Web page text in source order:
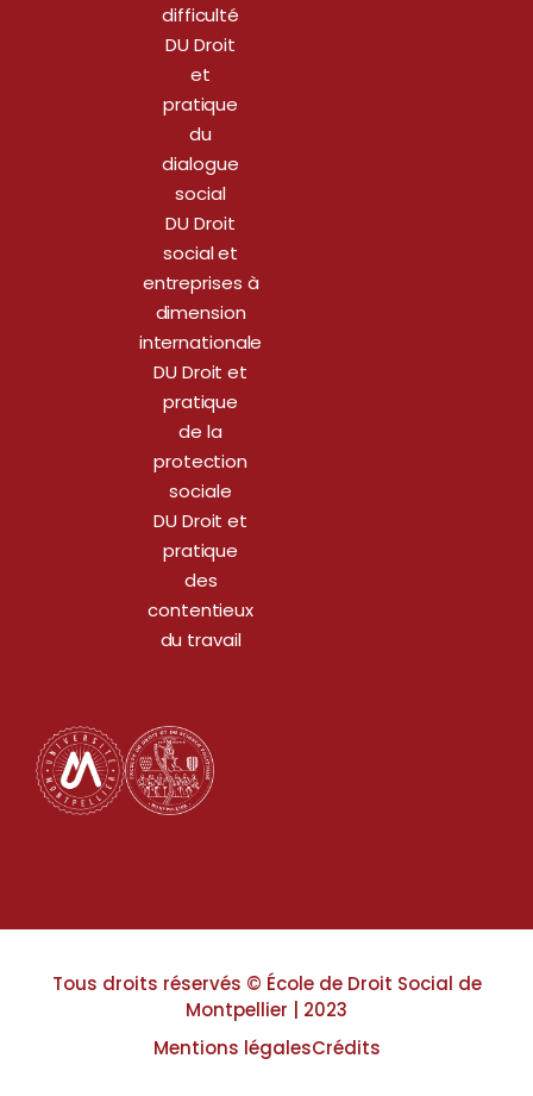
difficulté
DU Droit
et
pratique
du
dialogue
social
DU Droit
social et
entreprises à
dimension
internationale
DU Droit et
pratique
de la
protection
sociale
DU Droit et
pratique
des
contentieux
du travail
Tous droits réservés © École de Droit Social de
Montpellier | 2023
Mentions légalesCrédits